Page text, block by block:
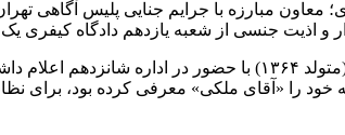
معاون مبارزه با جرایم جنایی پلیس آگاهی
وی افزود: در نخستین مرحله از رسیدگی به این پرونده،
این خانم، در تاریخ ۲۷ اسفندماه ۱۴۰۳، فردی که خود را